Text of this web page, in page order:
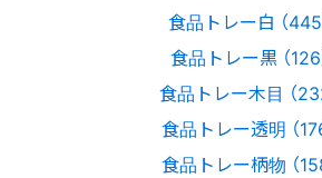
食品トレー白 （445
食品トレー黒 （126
食品トレー木目 （
食品トレー透明 （
食品トレー柄物 （